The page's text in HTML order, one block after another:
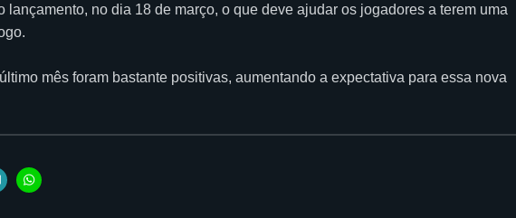
no dia 18 de março, o que deve ajudar os jogadores a terem uma
mês foram bastante positivas, aumentando a expectativa para essa nova